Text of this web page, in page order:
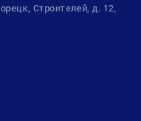
Строителей, д. 12,